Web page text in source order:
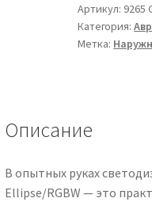
Артикул: 9265
Категория:
Метка:
Описание
В опытных руках
Ellipse/RGBW — это